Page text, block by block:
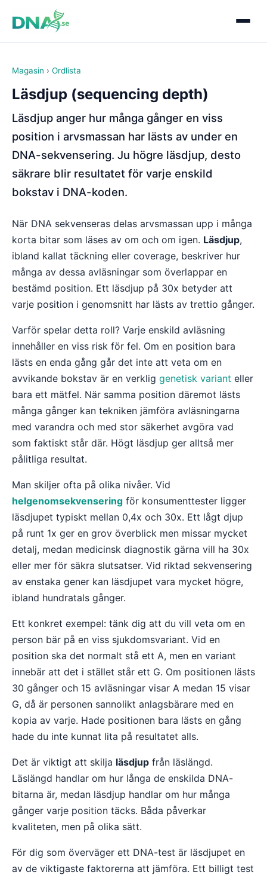
Magasin › Ordlista
Läsdjup (sequencing depth)
Läsdjup anger hur många gånger en viss
position i arvsmassan har lästs av under en
DNA-sekvensering. Ju högre läsdjup, desto
säkrare blir resultatet för varje enskild
bokstav i DNA-koden.
När DNA sekvenseras delas arvsmassan upp i många
korta bitar som läses av om och om igen. Läsdjup,
ibland kallat täckning eller coverage, beskriver hur
många av dessa avläsningar som överlappar en
bestämd position. Ett läsdjup på 30x betyder att
varje position i genomsnitt har lästs av trettio gånger.
Varför spelar detta roll? Varje enskild avläsning
innehåller en viss risk för fel. Om en position bara
lästs en enda gång går det inte att veta om en
avvikande bokstav är en verklig genetisk variant eller
bara ett mätfel. När samma position däremot lästs
många gånger kan tekniken jämföra avläsningarna
med varandra och med stor säkerhet avgöra vad
som faktiskt står där. Högt läsdjup ger alltså mer
pålitliga resultat.
Man skiljer ofta på olika nivåer. Vid
helgenomsekvensering för konsumenttester ligger
läsdjupet typiskt mellan 0,4x och 30x. Ett lågt djup
på runt 1x ger en grov överblick men missar mycket
detalj, medan medicinsk diagnostik gärna vill ha 30x
eller mer för säkra slutsatser. Vid riktad sekvensering
av enstaka gener kan läsdjupet vara mycket högre,
ibland hundratals gånger.
Ett konkret exempel: tänk dig att du vill veta om en
person bär på en viss sjukdomsvariant. Vid en
position ska det normalt stå ett A, men en variant
innebär att det i stället står ett G. Om positionen lästs
30 gånger och 15 avläsningar visar A medan 15 visar
G, då är personen sannolikt anlagsbärare med en
kopia av varje. Hade positionen bara lästs en gång
hade du inte kunnat lita på resultatet alls.
Det är viktigt att skilja läsdjup från läslängd.
Läslängd handlar om hur långa de enskilda DNA-
bitarna är, medan läsdjup handlar om hur många
gånger varje position täcks. Båda påverkar
kvaliteten, men på olika sätt.
För dig som överväger ett DNA-test är läsdjupet en
av de viktigaste faktorerna att jämföra. Ett billigt test